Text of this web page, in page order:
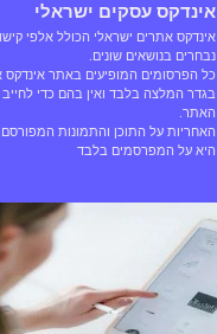
אינדקס עסקים ישראלי
אינדקס אתרים ישראלי הכולל אלפי
נבחרים בנושאים שונים.
כל הפרסומים המופיעים באתר אינדקס
בגדר המלצה בלבד ואין בהם כדי
האתר.
האחריות על התוכן והתמונות
היא על המפרסמים בלבד